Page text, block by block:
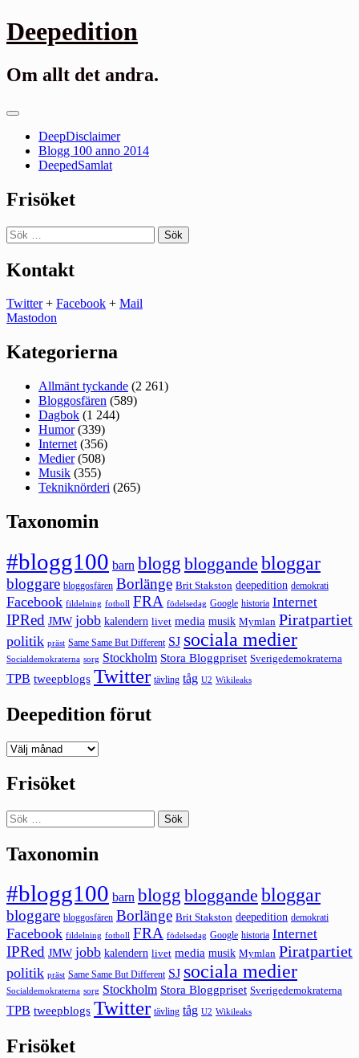
Gå
till
Deepedition
Om allt det andra.
Primär
DeepDisclaimer
Blogg 100 anno 2014
DeepedSamlat
Frisöket
Sök
efter:
Kontakt
Twitter+ Facebook + Mail
Mastodon
Kategorierna
Allmänt tyckande (2 261)
Bloggosfären (589)
Dagbok (1 244)
Humor(339)
Internet (356)
Medier(508)
Musik (355)
Tekniknörderi (265)
Taxonomin
#blogg100 barn blogg bloggande bloggar
bloggare bloggosfären Borlänge Brit Stakston deepedition demokrati
Facebook fildelning fotboll FRA födelsedag Google historia Internet
IPRed JMW jobb kalendern livet media musik Mymlan Piratpartiet
politik präst Same Same But Different SJ sociala medier
Socialdemokraterna sorg Stockholm Stora Bloggpriset Sverigedemokraterna
TPB tweepblogs Twitter tävling tåg U2 Wikileaks
Deepedition förut
Deepedition
Frisöket
Sök
efter:
Taxonomin
#blogg100 barn blogg bloggande bloggar
bloggare bloggosfären Borlänge Brit Stakston deepedition demokrati
Facebook fildelning fotboll FRA födelsedag Google historia Internet
IPRed JMW jobb kalendern livet media musik Mymlan Piratpartiet
politik präst Same Same But Different SJ sociala medier
Socialdemokraterna sorg Stockholm Stora Bloggpriset Sverigedemokraterna
TPB tweepblogs Twitter tävling tåg U2 Wikileaks
Frisöket